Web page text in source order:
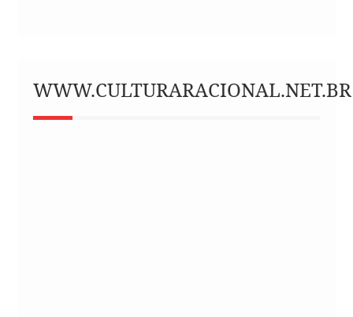
WWW.CULTURARACIONAL.NET.BR